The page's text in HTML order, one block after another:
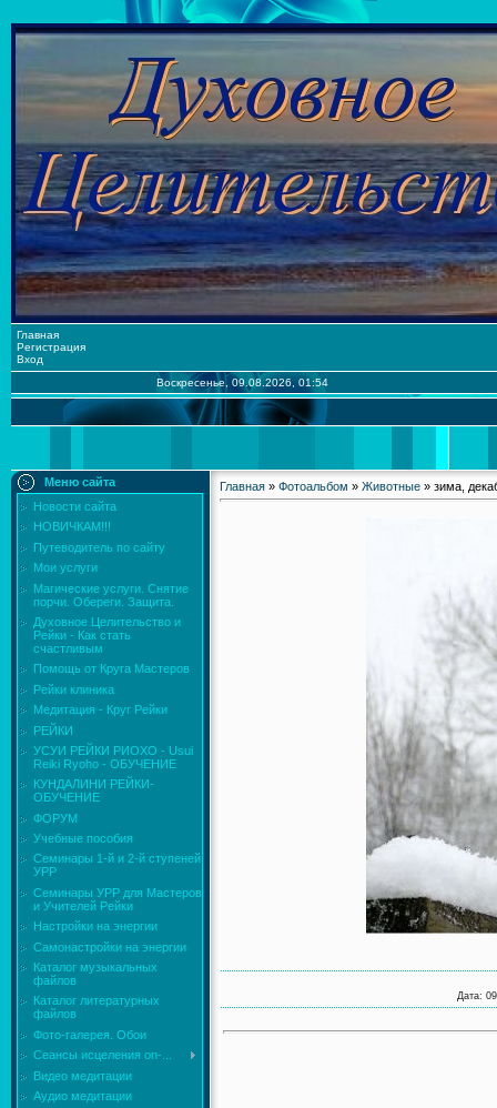
Главная
Регистрация
Вход
Воскресенье, 09.08.2026, 01:54
Меню сайта
Новости сайта
НОВИЧКАМ!!!
Путеводитель по сайту
Мои услуги
Магические услуги. Снятие
порчи. Обереги. Защита.
Духовное Целительство и
Рейки - Как стать
счастливым
Помощь от Круга Мастеров
Рейки клиника
Медитация - Круг Рейки
РЕЙКИ
УСУИ РЕЙКИ РИОХО - Usui
Reiki Ryoho - ОБУЧЕНИЕ
КУНДАЛИНИ РЕЙКИ-
ОБУЧЕНИЕ
ФОРУМ
Учебные пособия
Семинары 1-й и 2-й ступеней
УРР
Семинары УРР для Мастеров
и Учителей Рейки
Настройки на энергии
Самонастройки на энергии
Каталог музыкальных
файлов
Каталог литературных
файлов
Фото-галерея. Обои
Сеансы исцеления on-...
Видео медитации
Аудио медитации
Главная » Фотоальбом » Животные » зима,
Дата: